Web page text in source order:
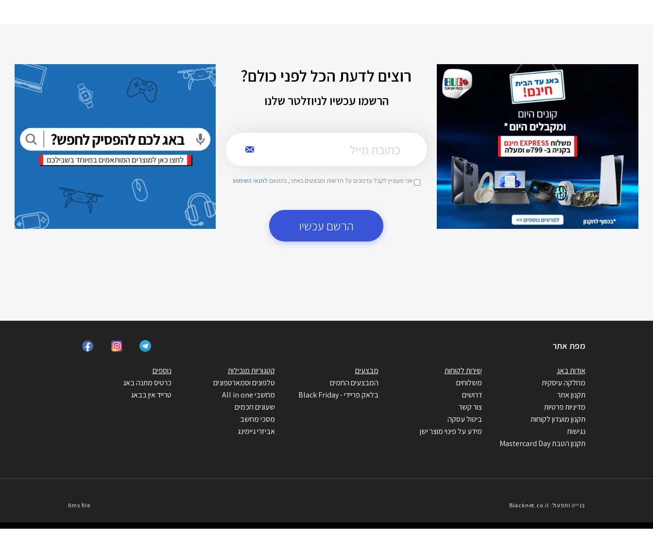
רוצים לדעת הכל לפני כולם?
הרשמו עכשיו לניוזלטר שלנו
אני מעוניין לקבל עדכונים על חדשות ומבצעים באתר, בהתאם לתנאי השימוש
הרשם עכשיו
מפת אתר
אודות באג
מחלקה עיסקית
תקנון אתר
מדיניות פרטיות
תקנון מועדון לקוחות
נגישות
תקנון הטבת Mastercard Day
שירות לקוחות
משלוחים
דרושים
צור קשר
ביטול עסקה
מידע על פינוי מוצר ישן
מבצעים
המבצעים החמים
בלאק פריידי - Black Friday
קטגוריות מובילות
טלפונים וסמארטפונים
מחשבי All in one
שעונים חכמים
מסכי מחשב
אביזרי גיימינג
נוספים
כרטיס מתנה באג
טרייד אין בבאג
llms file בנייה ותפעול: Blacknet.co.il